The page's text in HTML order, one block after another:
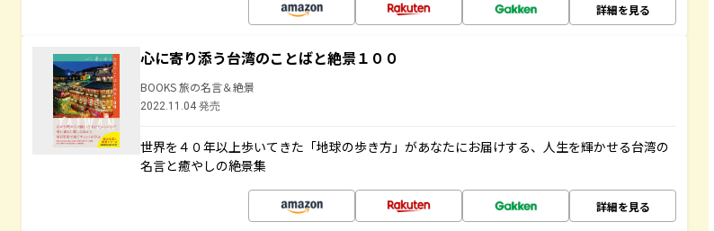
詳細を見る
心に寄り添う台湾のことばと絶景１００
BOOKS 旅の名言＆絶景
2022.11.04 発売
世界を４０年以上歩いてきた「地球の歩き方」があなたにお届けする、人生を輝かせる台湾の
名言と癒やしの絶景集
詳細を見る